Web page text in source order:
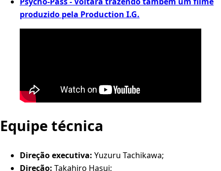
produzido pela Production I.G.
Equipe técnica
Direção executiva: Yuzuru Tachikawa;
Direção: Takahiro Hasui;